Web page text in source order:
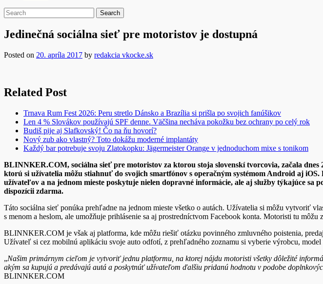
Jedinečná sociálna sieť pre motoristov je dostupná
Posted on 20. apríla 2017 by redakcia vkocke.sk
Related Post
Trnava Rum Fest 2026: Peru stretlo Dánsko a Brazília si prišla po svojich fanúšikov
Len 4 % Slovákov používajú SPF denne. Väčšina necháva pokožku bez ochrany po celý rok
Budiš pije aj Slafkovský! Čo na ňu hovorí?
Nový zub ako vlastný? Toto dokážu moderné implantáty
Každý bar potrebuje svoju Zlatokopku: Jägermeister Orange v jednoduchom mixe s tonikom
BLINNKER.COM, sociálna sieť pre motoristov za ktorou stoja slovenskí tvorcovia, začala
ktorú si užívatelia môžu stiahnuť do svojich smartfónov s operačným systémom Android aj
užívateľov a na jednom mieste poskytuje nielen dopravné informácie, ale aj služby týkajúce
dispozícii zdarma.
Táto sociálna sieť ponúka prehľadne na jednom mieste všetko o autách. Užívatelia si môžu vytvoriť
s menom a heslom, ale umožňuje prihlásenie sa aj prostredníctvom Facebook konta. Motoristi tu
BLINNKER.COM je však aj platforma, kde môžu riešiť otázku povinného zmluvného poistenia,
Užívateľ si cez mobilnú aplikáciu svoje auto odfotí, z prehľadného zoznamu si vyberie výrobcu,
„Našim primárnym cieľom je vytvoriť jednu platformu, na ktorej nájdu motoristi všetky dôležité
akým sa kupujú a predávajú autá a poskytnúť užívateľom ďalšiu pridanú hodnotu v podobe
BLINNKER.COM